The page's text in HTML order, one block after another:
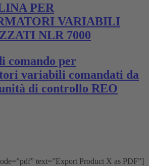
PER
VARIABILI
NLR 7000
comando per
variabili comandati da
di controllo REO
text=”Export Product X as PDF”]